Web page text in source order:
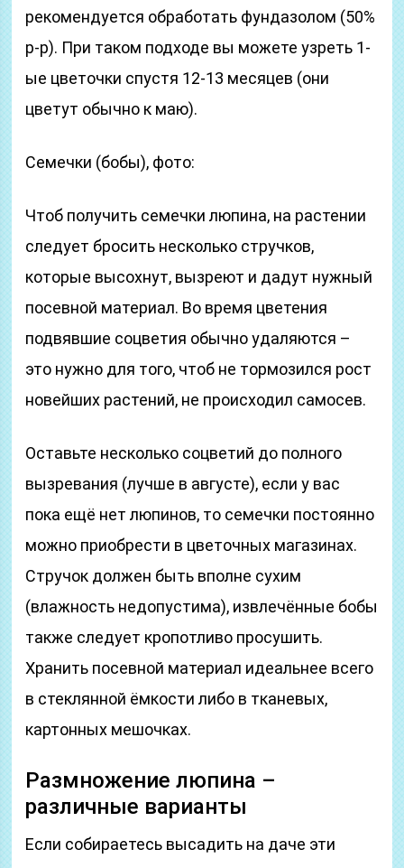
рекомендуется обработать фундазолом (50%
р-р). При таком подходе вы можете узреть 1-
ые цветочки спустя 12-13 месяцев (они
цветут обычно к маю).
Семечки (бобы), фото:
Чтоб получить семечки люпина, на растении
следует бросить несколько стручков,
которые высохнут, вызреют и дадут нужный
посевной материал. Во время цветения
подвявшие соцветия обычно удаляются –
это нужно для того, чтоб не тормозился рост
новейших растений, не происходил самосев.
Оставьте несколько соцветий до полного
вызревания (лучше в августе), если у вас
пока ещё нет люпинов, то семечки постоянно
можно приобрести в цветочных магазинах.
Стручок должен быть вполне сухим
(влажность недопустима), извлечённые бобы
также следует кропотливо просушить.
Хранить посевной материал идеальнее всего
в стеклянной ёмкости либо в тканевых,
картонных мешочках.
Размножение люпина –
различные варианты
Если собираетесь высадить на даче эти